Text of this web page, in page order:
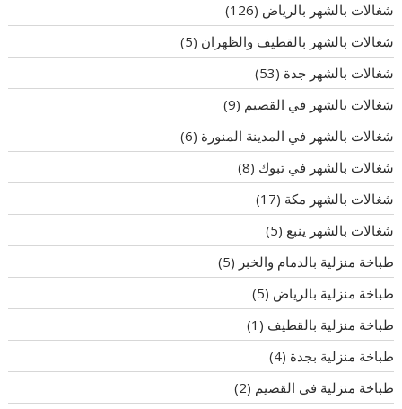
شغالات بالشهر بالرياض (126)
شغالات بالشهر بالقطيف والظهران (5)
شغالات بالشهر جدة (53)
شغالات بالشهر في القصيم (9)
شغالات بالشهر في المدينة المنورة (6)
شغالات بالشهر في تبوك (8)
شغالات بالشهر مكة (17)
شغالات بالشهر ينبع (5)
طباخة منزلية بالدمام والخبر (5)
طباخة منزلية بالرياض (5)
طباخة منزلية بالقطيف (1)
طباخة منزلية بجدة (4)
طباخة منزلية في القصيم (2)